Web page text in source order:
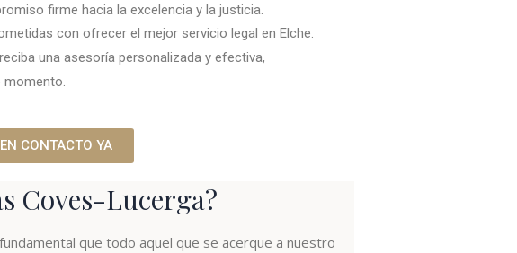
firme hacia la excelencia y la justicia.
con ofrecer el mejor servicio legal en Elche.
una asesoría personalizada y efectiva,
momento.
CONTACTO YA
Coves-Lucerga?
que todo aquel que se acerque a nuestro